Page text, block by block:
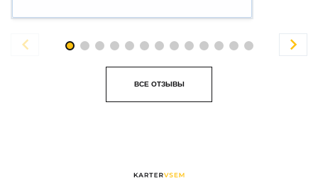
 
ВСЕ ОТЗЫВЫ